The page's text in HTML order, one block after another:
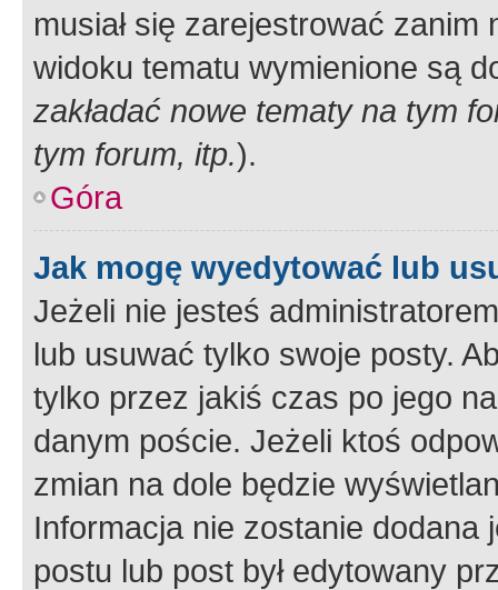
musiał się zarejestrować
widoku tematu wymienione są
zakładać nowe tematy na tym
tym forum, itp.).
Góra
Jak mogę wyedytować lub
Jeżeli nie jesteś
lub usuwać tylko swoje posty.
tylko przez jakiś czas po jego
danym poście. Jeżeli ktoś
zmian na dole będzie
Informacja nie zostanie dodana
postu lub post był edytowany